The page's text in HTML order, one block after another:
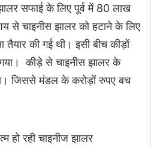
सफाई के लिए पूर्व में 80 लाख
से चाइनीस झालर को हटाने के लिए
की गई थी। इसी बीच कीड़ों
गया। कीड़े से चाइनीस झालर के
जिससे मंडल के करोड़ों रुपए बच
हो रही चाइनीज झालर